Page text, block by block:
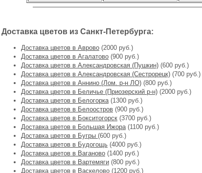
Доставка цветов из Санкт-Петербурга:
Доставка цветов в Аврово (2000 руб.)
Доставка цветов в Агалатово (900 руб.)
Доставка цветов в Александровская (Пушкин) (600 руб.)
Доставка цветов в Александровская (Сестрорецк) (700 руб.)
Доставка цветов в Аннино (Лом. р-н ЛО) (800 руб.)
Доставка цветов в Беличье (Приозерский р-н) (2000 руб.)
Доставка цветов в Белогорка(1300 руб.)
Доставка цветов в Белоостров (900 руб.)
Доставка цветов в Бокситогорск (3700 руб.)
Доставка цветов в Большая Ижора(1100 руб.)
Доставка цветов в Бугры (600 руб.)
Доставка цветов в Будогощь (4000 руб.)
Доставка цветов в Ваганово (1400 руб.)
Доставка цветов в Вартемяги (800 руб.)
Доставка цветов в Васкелово (1200 руб.)